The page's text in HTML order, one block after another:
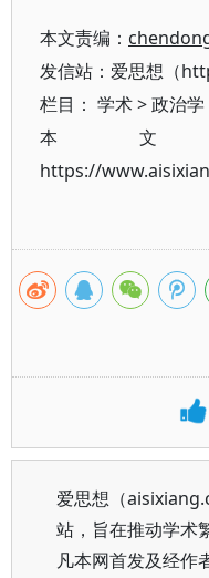
本文责编：
发信站：爱思想（
栏目： 学术>政治学
本
https://
爱思想（
站，旨在推动学术
凡本网首发及经作